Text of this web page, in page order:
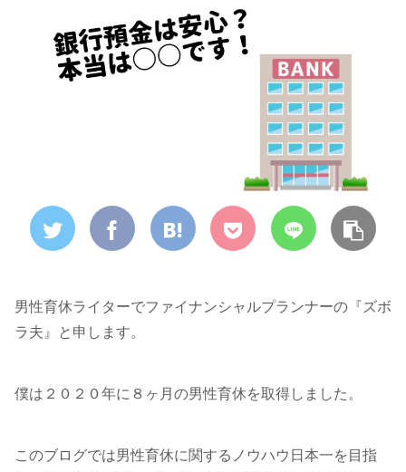
男性育休ライターでファイナンシャルプランナーの『ズボ
ラ夫』と申します。
僕は２０２０年に８ヶ月の男性育休を取得しました。
このブログでは男性育休に関するノウハウ日本一を目指